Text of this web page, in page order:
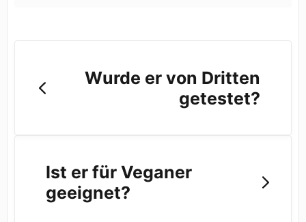
Wurde er von Dritten
getestet?
Ist er für Veganer
geeignet?